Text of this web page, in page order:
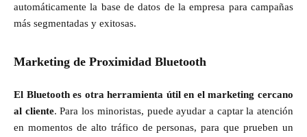
automáticamente la base de datos de la empresa para campañas
más segmentadas y exitosas.
Marketing de Proximidad Bluetooth
El Bluetooth es otra herramienta útil en el marketing cercano
al cliente. Para los minoristas, puede ayudar a captar la atención
en momentos de alto tráfico de personas, para que prueben un